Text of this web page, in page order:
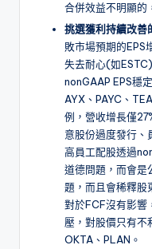
合併效益不明顯的
挑選獲利持續改善
敗市場預期的EPS
失去耐心(如
nonGAAP EPS穩
AYX、PAYC、
例，營收增長僅
意股份過度發行、
高員工配股透過
道德問題，而會是
題，而且會稀釋股
對於FCF沒有影響
壓，對股價只有不
OKTA、PLAN。